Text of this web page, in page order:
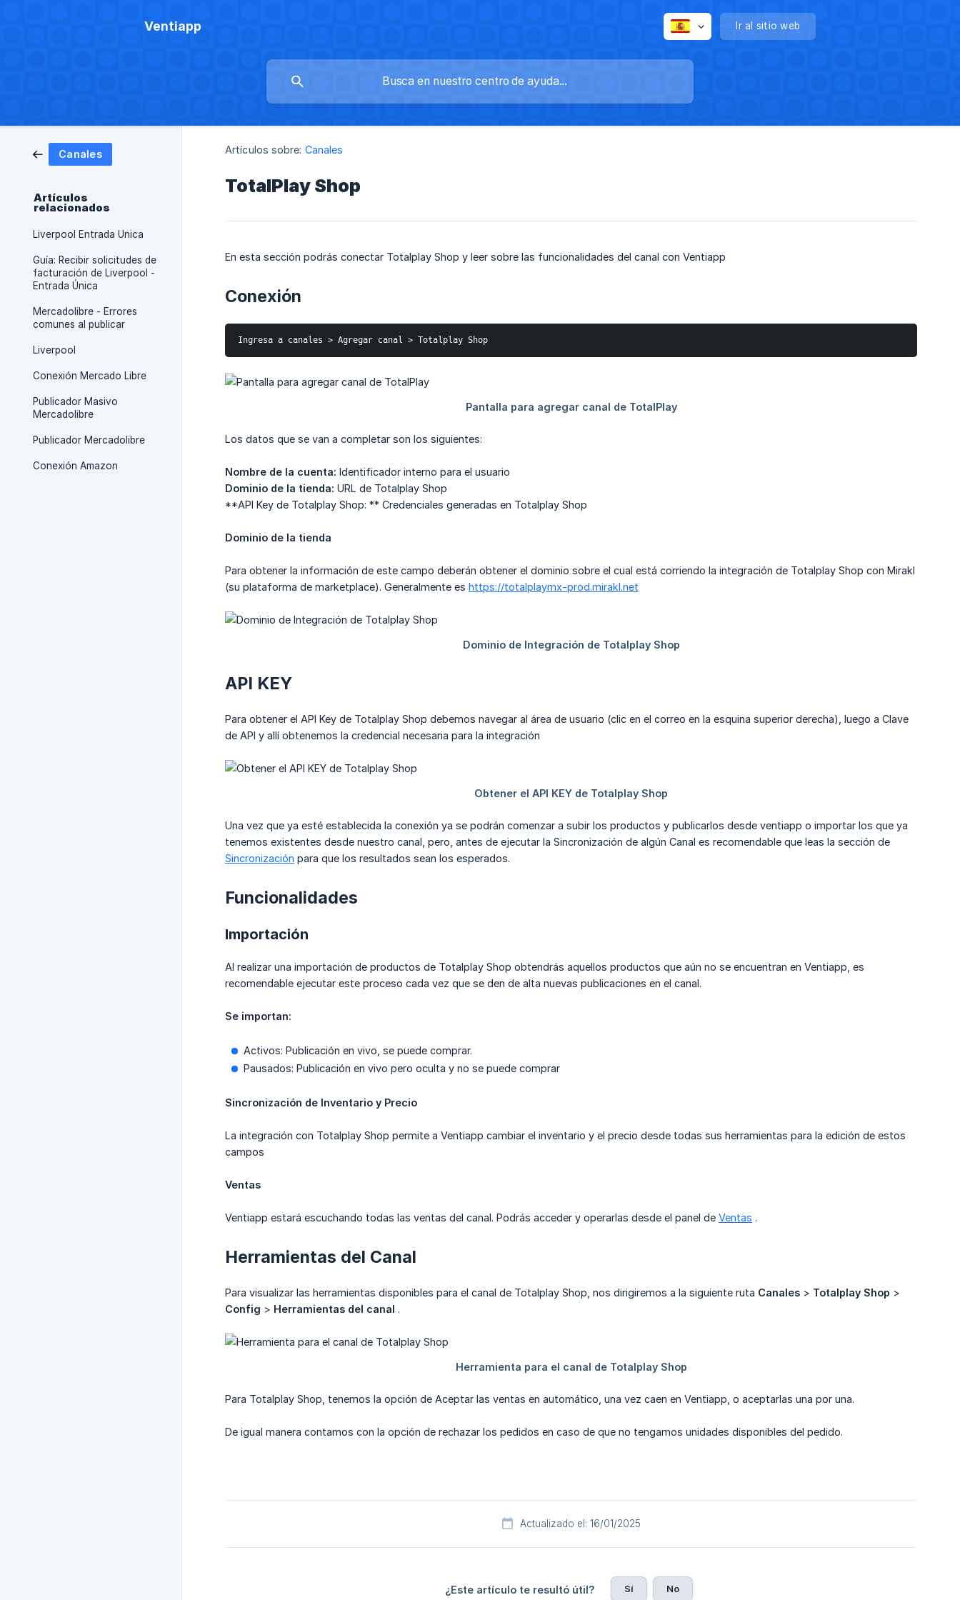
Ventiapp Ir al sitio web
Canales
Artículos
relacionados
Liverpool Entrada Unica
Guía: Recibir solicitudes de
facturación de Liverpool -
Entrada Única
Mercadolibre - Errores
comunes al publicar
Liverpool
Conexión Mercado Libre
Publicador Masivo
Mercadolibre
Publicador Mercadolibre
Conexión Amazon
Artículos sobre: Canales
TotalPlay Shop
En esta sección podrás conectar Totalplay Shop y leer sobre las funcionalidades del canal con Ventiapp
Conexión
Ingresa a canales > Agregar canal > Totalplay Shop
Los datos que se van a completar son los siguientes:
Nombre de la cuenta: Identificador interno para el usuario
Dominio de la tienda: URL de Totalplay Shop
**API Key de Totalplay Shop: ** Credenciales generadas en Totalplay Shop
Dominio de la tienda
Para obtener la información de este campo deberán obtener el dominio sobre el cual está corriendo la integración de Totalplay Shop con Mirakl
(su plataforma de marketplace). Generalmente es https://totalplaymx-prod.mirakl.net
API KEY
Para obtener el API Key de Totalplay Shop debemos navegar al área de usuario (clic en el correo en la esquina superior derecha), luego a Clave
de API y allí obtenemos la credencial necesaria para la integración
Una vez que ya esté establecida la conexión ya se podrán comenzar a subir los productos y publicarlos desde ventiapp o importar los que ya
tenemos existentes desde nuestro canal, pero, antes de ejecutar la Sincronización de algún Canal es recomendable que leas la sección de
Sincronización para que los resultados sean los esperados.
Funcionalidades
Importación
Al realizar una importación de productos de Totalplay Shop obtendrás aquellos productos que aún no se encuentran en Ventiapp, es
recomendable ejecutar este proceso cada vez que se den de alta nuevas publicaciones en el canal.
Se importan:
Activos: Publicación en vivo, se puede comprar.
Pausados: Publicación en vivo pero oculta y no se puede comprar
Sincronización de Inventario y Precio
La integración con Totalplay Shop permite a Ventiapp cambiar el inventario y el precio desde todas sus herramientas para la edición de estos
campos
Ventas
Ventiapp estará escuchando todas las ventas del canal. Podrás acceder y operarlas desde el panel de Ventas .
Herramientas del Canal
Para visualizar las herramientas disponibles para el canal de Totalplay Shop, nos dirigiremos a la siguiente ruta Canales > Totalplay Shop >
Config > Herramientas del canal .
Para Totalplay Shop, tenemos la opción de Aceptar las ventas en automático, una vez caen en Ventiapp, o aceptarlas una por una.
De igual manera contamos con la opción de rechazar los pedidos en caso de que no tengamos unidades disponibles del pedido.
Actualizado el: 16/01/2025
¿Este artículo te resultó útil? Sí No